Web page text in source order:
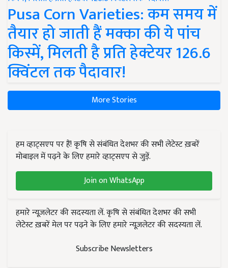
Pusa Corn Varieties: कम समय में
तैयार हो जाती हैं मक्का की ये पांच
किस्में, मिलती है प्रति हेक्टेयर 126.6
क्विंटल तक पैदावार!
More Stories
हम व्हाट्सएप पर हैं! कृषि से संबंधित देशभर की सभी लेटेस्ट ख़बरें
मोबाइल में पढ़ने के लिए हमारे व्हाट्सएप से जुड़ें.
Join on WhatsApp
हमारे न्यूज़लेटर की सदस्यता लें. कृषि से संबंधित देशभर की सभी
लेटेस्ट ख़बरें मेल पर पढ़ने के लिए हमारे न्यूज़लेटर की सदस्यता लें.
Subscribe Newsletters